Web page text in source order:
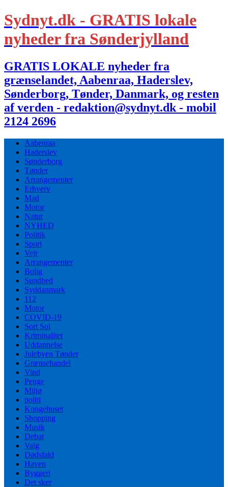
Sydnyt.dk - GRATIS lokale
nyheder fra Sønderjylland
GRATIS LOKALE nyheder fra
grænselandet, Aabenraa, Haderslev,
Sønderborg, Tønder, Danmark, og resten
af verden - redaktion@sydnyt.dk - mobil
2124 2696
Aabenraa
Haderslev
Sønderborg
Tønder
Arrangementer
Erhverv
Mad
Motor
Natur
NYHED
Politik
Sport
Vejr
Arrangementer
Bolig
Sundhed
Syddanmark
112
Motor
COVID-19
Sort Sol
Kriminalitet
Uddannelse
Julebyen Tønder
Grænsehandel
Vind
Penge
Miljø
politi
Kongehuset
Shopping
Musik
Debat
Valg
Dødsfald
Haven
Byggeri
Det sker